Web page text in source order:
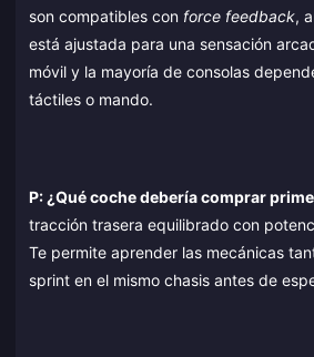
son compatibles con force feedback,
está ajustada para una sensación
móvil y la mayoría de consolas
táctiles o mando.
P: ¿Qué coche debería comprar
tracción trasera equilibrado con
Te permite aprender las mecánicas
sprint en el mismo chasis antes de